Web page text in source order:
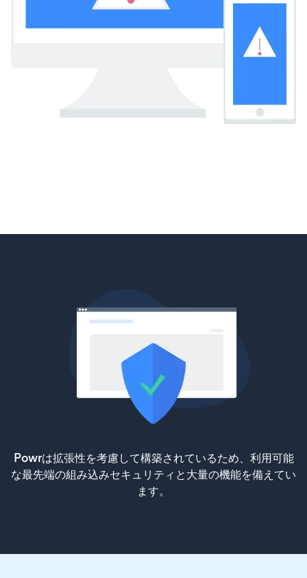
Powrは拡張性を考慮して構築されているため、利用可能
な最先端の組み込みセキュリティと大量の機能を備えてい
ます。